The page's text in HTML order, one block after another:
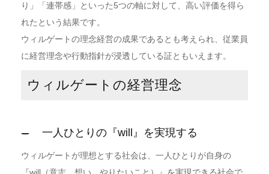
り」「連帯感」といった5つの軸に対して、高い評価を得ら
れたという結果です。
ウィルゲートの理念経営の成果であるとも考えられ、従業員
に経営理念や行動指針が浸透している証ともいえます。
ウィルゲートの経営理念
一人ひとりの『will』を実現する
ウィルゲートが理想とする社会は、一人ひとりが自身の